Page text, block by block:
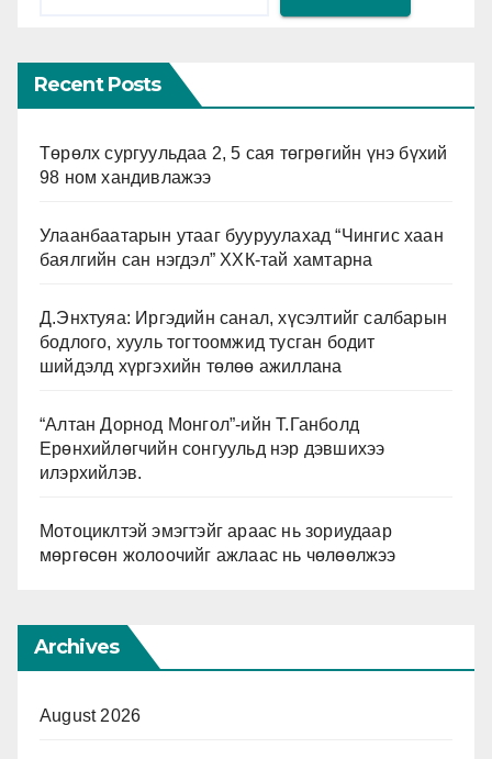
Recent Posts
Төрөлх сургуульдаа 2, 5 сая төгрөгийн үнэ бүхий
98 ном хандивлажээ
Улаанбаатарын утааг бууруулахад “Чингис хаан
баялгийн сан нэгдэл” ХХК-тай хамтарна
Д.Энхтуяа: Иргэдийн санал, хүсэлтийг салбарын
бодлого, хууль тогтоомжид тусган бодит
шийдэлд хүргэхийн төлөө ажиллана
“Алтан Дорнод Монгол”-ийн Т.Ганболд
Ерөнхийлөгчийн сонгуульд нэр дэвшихээ
илэрхийлэв.
Мотоциклтэй эмэгтэйг араас нь зориудаар
мөргөсөн жолоочийг ажлаас нь чөлөөлжээ
Archives
August 2026